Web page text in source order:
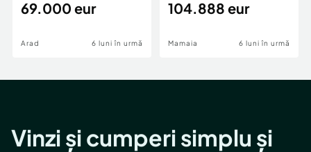
69.000 eur
Arad 6 luni în urmă
cheie,langa Mega
104.888 eur
Mamaia 6 luni în urmă
Vinzi și cumperi simplu și